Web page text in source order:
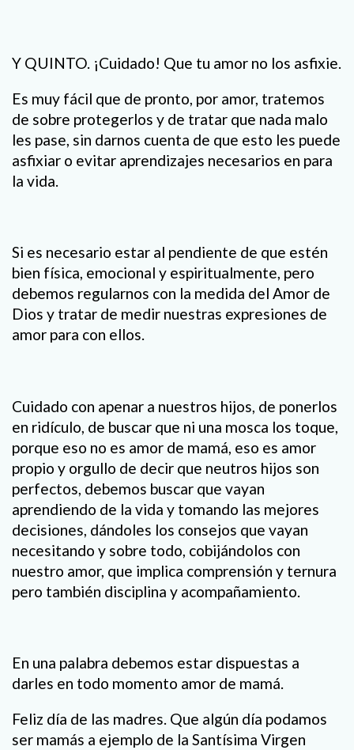
Y QUINTO. ¡Cuidado! Que tu amor no los asfixie.
Es muy fácil que de pronto, por amor, tratemos
de sobre protegerlos y de tratar que nada malo
les pase, sin darnos cuenta de que esto les puede
asfixiar o evitar aprendizajes necesarios en para
la vida.
Si es necesario estar al pendiente de que estén
bien física, emocional y espiritualmente, pero
debemos regularnos con la medida del Amor de
Dios y tratar de medir nuestras expresiones de
amor para con ellos.
Cuidado con apenar a nuestros hijos, de ponerlos
en ridículo, de buscar que ni una mosca los toque,
porque eso no es amor de mamá, eso es amor
propio y orgullo de decir que neutros hijos son
perfectos, debemos buscar que vayan
aprendiendo de la vida y tomando las mejores
decisiones, dándoles los consejos que vayan
necesitando y sobre todo, cobijándolos con
nuestro amor, que implica comprensión y ternura
pero también disciplina y acompañamiento.
En una palabra debemos estar dispuestas a
darles en todo momento amor de mamá.
Feliz día de las madres. Que algún día podamos
ser mamás a ejemplo de la Santísima Virgen